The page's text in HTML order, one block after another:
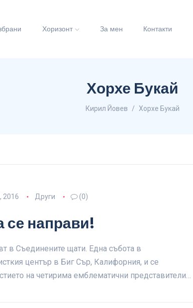
Хоризонт За мен Контакти
Хорхе Букай
Кирил Йовев Хорхе Букай
2016 Други (0)
направи!
в Съединените щати. Една събота в
център в Биг Сър, Калифорния, и се
на четирима емблематични представители…